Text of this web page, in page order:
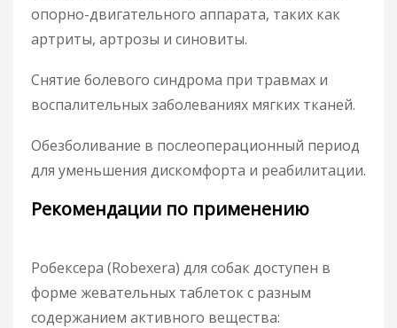
опорно-двигательного аппарата, таких как
артриты, артрозы и синовиты.
Снятие болевого синдрома при травмах и
воспалительных заболеваниях мягких тканей.
Обезболивание в послеоперационный период
для уменьшения дискомфорта и реабилитации.
Рекомендации по применению
Робексера (Robexera) для собак доступен в
форме жевательных таблеток с разным
содержанием активного вещества: